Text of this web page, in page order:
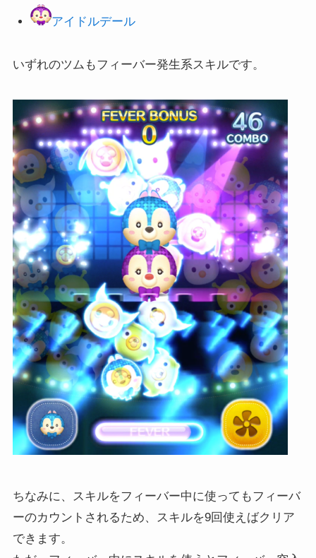
アイドルデール
いずれのツムもフィーバー発生系スキルです。
ちなみに、スキルをフィーバー中に使ってもフィーバ
ーのカウントされるため、スキルを9回使えばクリア
できます。